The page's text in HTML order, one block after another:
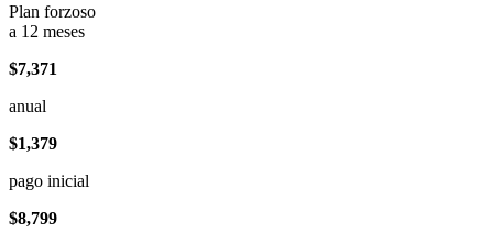
Plan forzoso
a 12 meses
$7,371
anual
$1,379
pago inicial
$8,799